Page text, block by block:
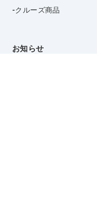
クルーズ商品
お知らせ